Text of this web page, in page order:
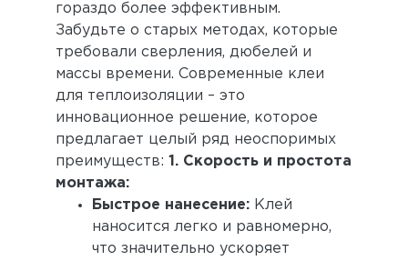
гораздо более эффективным.
Забудьте о старых методах, которые
требовали сверления, дюбелей и
массы времени. Современные клеи
для теплоизоляции – это
инновационное решение, которое
предлагает целый ряд неоспоримых
преимуществ: 1. Скорость и простота
монтажа:
Быстрое нанесение: Клей
наносится легко и равномерно,
что значительно ускоряет